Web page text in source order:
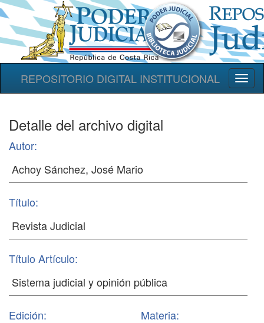
REPOSITORIO DIGITAL INSTITUCIONAL
Detalle del archivo digital
Autor:
Título:
Título Artículo:
Edición: Materia: